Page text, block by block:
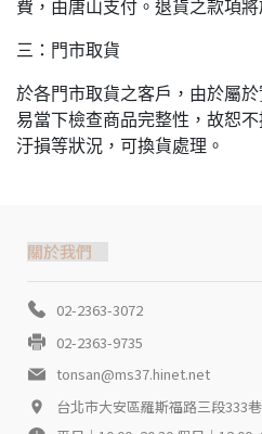
費，由唐山支付。退貨之款項
三：門市取貨
於各門市取貨之客戶，由於屬
易當下檢查商品完整性，故恕
汙損等狀況，可換貨處理。
關於我們
02-2363-3072
02-2363-9735
tonsan@ms37.hinet.net
台北市大安區羅斯福路三段333